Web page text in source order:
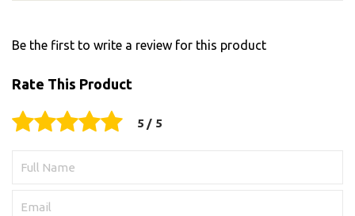
Be the first to write a review for this product
Rate This Product